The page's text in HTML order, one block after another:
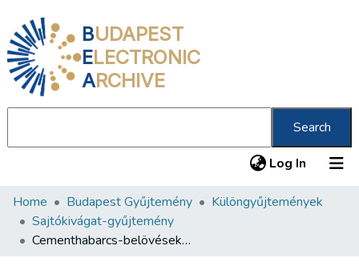
BUDAPEST
ELECTRONIC
ARCHIVE
Search
Log In (current)
Communities & Collections
All of DSpace
Home Budapest Gyűjtemény
Különgyűjtemények
Sajtókivágat-gyűjtemény
Cementhabarcs-belövésekkel indítottuk el a százéves Lánchíd újjáépítését